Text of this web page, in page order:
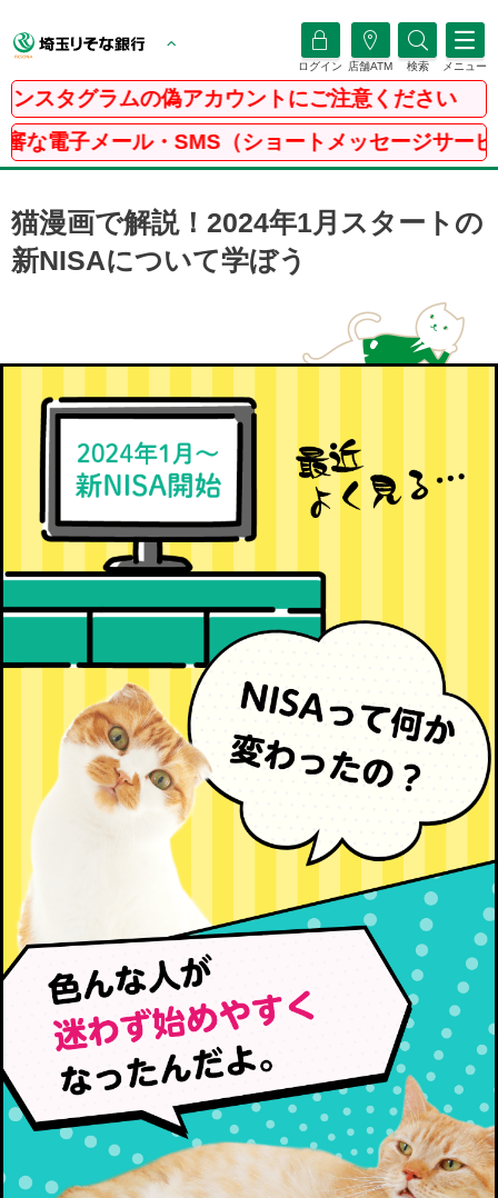
ログイン 店舗ATM 検索 メニュー
の偽アカウントにご注意ください
（ショートメッセージサービス）にご注意くだ
猫漫画で解説！2024年1月スタートの
新NISAについて学ぼう